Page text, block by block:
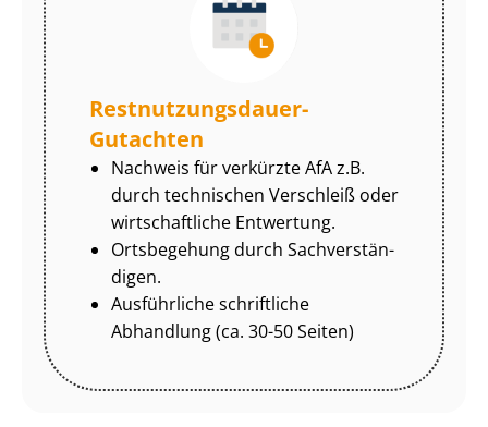
Rest­nut­zungs­dau­er-
Gutachten
Nachweis für verkürzte AfA z.B.
durch technischen Verschleiß oder
wirtschaftliche Entwertung.
Ortsbegehung durch Sach­ver­stän­
di­gen.
Ausführliche schriftliche
Abhandlung (ca. 30-50 Seiten)